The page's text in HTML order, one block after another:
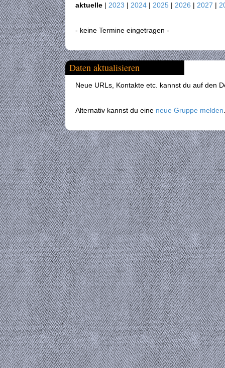
aktuelle | 2023 | 2024 | 2025 | 2026 | 2027 |
- keine Termine eingetragen -
Daten aktualisieren
Neue URLs, Kontakte etc. kannst du auf den
Alternativ kannst du eine neue Gruppe melden